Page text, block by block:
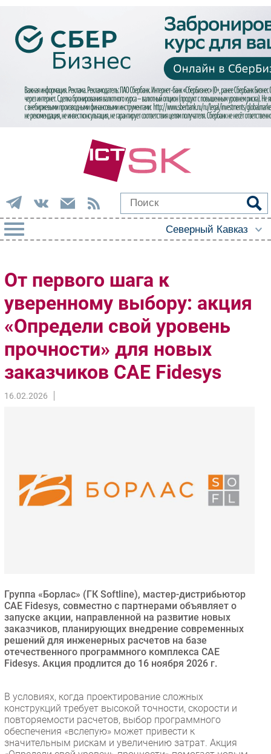
Импорто­замещение
Автоматизация Промышленности
Интернет
Мобильная связь
Фиксированная связь
Интеграция
Рынок ПК
Outsourcing
Кадры
Регулирование
CIO/Управление ИТ
Гаджеты
Здоровье
РАЗДЕЛЫ
Аналитика
Интервью
Мероприятия
От первого шага к
уверенному выбору: акция
«Определи свой уровень
прочности» для новых
заказчиков CAE Fidesys
16.02.2026
Группа «Борлас» (ГК Softline), мастер-дистрибьютор
CAE Fidesys, совместно с партнерами объявляет о
запуске акции, направленной на развитие новых
заказчиков, планирующих внедрение современных
решений для инженерных расчетов на базе
отечественного программного комплекса CAE
Fidesys. Акция продлится до 16 ноября 2026 г.
В условиях, когда проектирование сложных
конструкций требует высокой точности, скорости и
повторяемости расчетов, выбор программного
обеспечения «вслепую» может привести к
значительным рискам и увеличению затрат. Акция